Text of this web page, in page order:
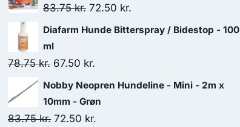
83.75kr. Den
oprindelige
var:
83.75 kr..
72.50 kr.
aktuelle
72.50 kr..
Diafarm Hunde Bitterspray / Bidestop - 100
ml
78.75kr. Den
oprindelige
pris
var:
67.50 kr.
aktuelle
pris
Nobby Neopren Hundeline - Mini - 2m x
10mm - Grøn
83.75kr. Den
72.50 kr.